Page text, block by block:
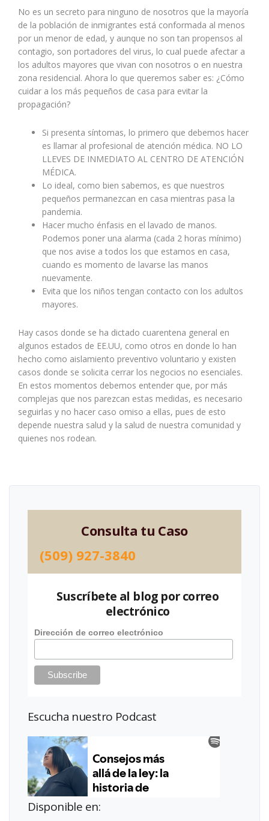
No es un secreto para ninguno de nosotros que la mayoría
de la población de inmigrantes está conformada al menos
por un menor de edad, y aunque no son tan propensos al
contagio, son portadores del virus, lo cual puede afectar a
los adultos mayores que vivan con nosotros o en nuestra
zona residencial. Ahora lo que queremos saber es: ¿Cómo
cuidar a los más pequeños de casa para evitar la
propagación?
Si presenta síntomas, lo primero que debemos hacer
es llamar al profesional de atención médica. NO LO
LLEVES DE INMEDIATO AL CENTRO DE ATENCIÓN
MÉDICA.
Lo ideal, como bien sabemos, es que nuestros
pequeños permanezcan en casa mientras pasa la
pandemia.
Hacer mucho énfasis en el lavado de manos.
Podemos poner una alarma (cada 2 horas mínimo)
que nos avise a todos los que estamos en casa,
cuando es momento de lavarse las manos
nuevamente.
Evita que los niños tengan contacto con los adultos
mayores.
Hay casos donde se ha dictado cuarentena general en
algunos estados de EE.UU, como otros en donde lo han
hecho como aislamiento preventivo voluntario y existen
casos donde se solicita cerrar los negocios no esenciales.
En estos momentos debemos entender que, por más
complejas que nos parezcan estas medidas, es necesario
seguirlas y no hacer caso omiso a ellas, pues de esto
depende nuestra salud y la salud de nuestra comunidad y
quienes nos rodean.
Consulta tu Caso
(509) 927-3840
Suscríbete al blog por correo
electrónico
Dirección de correo electrónico
Escucha nuestro Podcast
Disponible en: